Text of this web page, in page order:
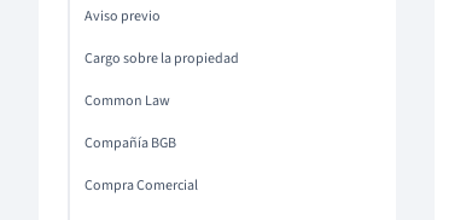
Aviso previo
Cargo sobre la propiedad
Common Law
Compañía BGB
Compra Comercial